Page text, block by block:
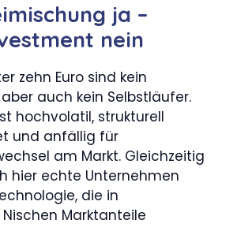
ja –
nein
zehn Euro sind kein
auch kein Selbstläufer.
hochvolatil, strukturell
und anfällig für
am Markt. Gleichzeitig
hier echte Unternehmen
die in
Marktanteile